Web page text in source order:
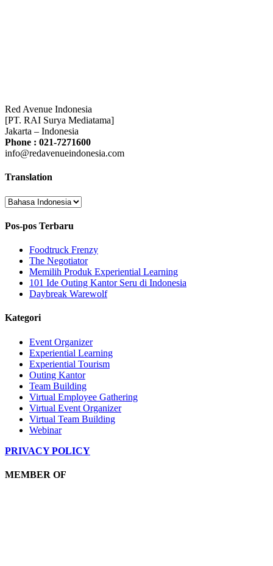
Red Avenue Indonesia
[PT. RAI Surya Mediatama]
Jakarta – Indonesia
Phone : 021-7271600
info@redavenueindonesia.com
Translation
Pos-pos Terbaru
Foodtruck Frenzy
The Negotiator
Memilih Produk Experiential Learning
101 Ide Outing Kantor Seru di Indonesia
Daybreak Warewolf
Kategori
Event Organizer
Experiential Learning
Experiential Tourism
Outing Kantor
Team Building
Virtual Employee Gathering
Virtual Event Organizer
Virtual Team Building
Webinar
PRIVACY POLICY
MEMBER OF